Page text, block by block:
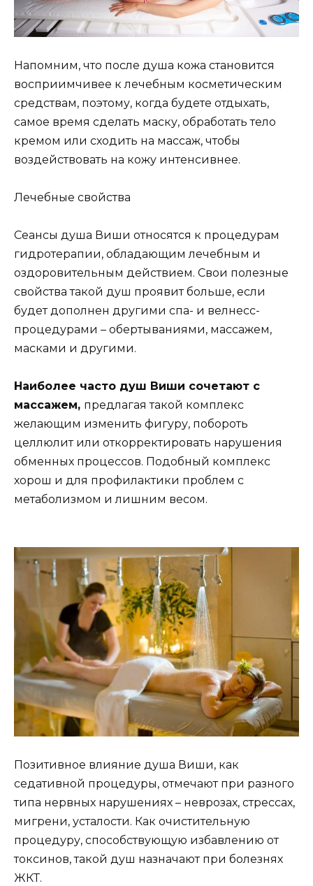
Напомним, что после душа кожа становится
восприимчивее к лечебным косметическим
средствам, поэтому, когда будете отдыхать,
самое время сделать маску, обработать тело
кремом или сходить на массаж, чтобы
воздействовать на кожу интенсивнее.
Лечебные свойства
Сеансы душа Виши относятся к процедурам
гидротерапии, обладающим лечебным и
оздоровительным действием. Свои полезные
свойства такой душ проявит больше, если
будет дополнен другими спа- и велнесс-
процедурами – обертываниями, массажем,
масками и другими.
Наиболее часто душ Виши сочетают с
массажем, предлагая такой комплекс
желающим изменить фигуру, побороть
целлюлит или откорректировать нарушения
обменных процессов. Подобный комплекс
хорош и для профилактики проблем с
метаболизмом и лишним весом.
Позитивное влияние душа Виши, как
седативной процедуры, отмечают при разного
типа нервных нарушениях – неврозах, стрессах,
мигрени, усталости. Как очистительную
процедуру, способствующую избавлению от
токсинов, такой душ назначают при болезнях
ЖКТ.